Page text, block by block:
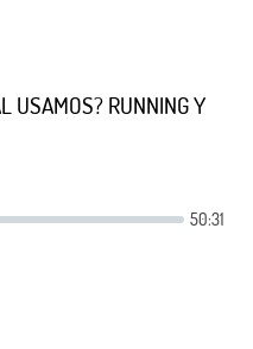
USAMOS? RUNNING Y